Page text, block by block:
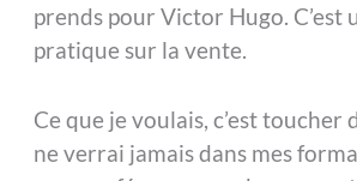
prends pour Victor Hugo. C’est
pratique sur la vente.
Ce que je voulais, c’est toucher
ne verrai jamais dans mes